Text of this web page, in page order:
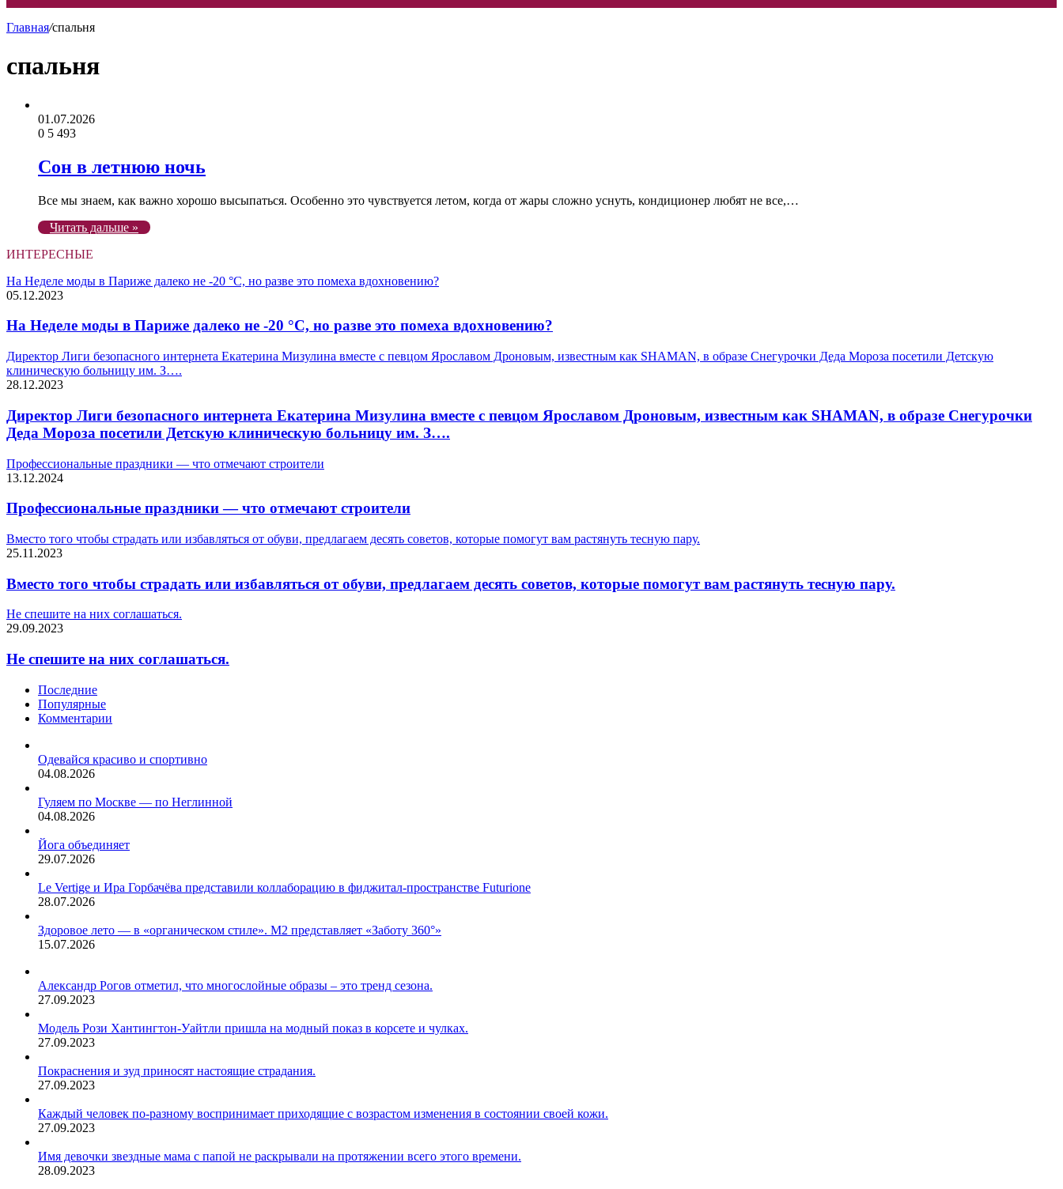
Главная/спальня
спальня
01.07.2026
0 5 493
Сон в летнюю ночь
Все мы знаем, как важно хорошо высыпаться. Особенно это чувствуется летом, когда от жары сложно уснуть, кондиционер любят не все,…
Читать дальше »
ИНТЕРЕСНЫЕ
На Неделе моды в Париже далеко не -20 °С, но разве это помеха вдохновению?
05.12.2023
На Неделе моды в Париже далеко не -20 °С, но разве это помеха вдохновению?
Директор Лиги безопасного интернета Екатерина Мизулина вместе с певцом Ярославом Дроновым, известным как SHAMAN, в образе Снегурочки Деда Мороза посетили Детскую
клиническую больницу им. З….
28.12.2023
Директор Лиги безопасного интернета Екатерина Мизулина вместе с певцом Ярославом Дроновым, известным как SHAMAN, в образе Снегурочки
Деда Мороза посетили Детскую клиническую больницу им. З….
Профессиональные праздники — что отмечают строители
13.12.2024
Профессиональные праздники — что отмечают строители
Вместо того чтобы страдать или избавляться от обуви, предлагаем десять советов, которые помогут вам растянуть тесную пару.
25.11.2023
Вместо того чтобы страдать или избавляться от обуви, предлагаем десять советов, которые помогут вам растянуть тесную пару.
Не спешите на них соглашаться.
29.09.2023
Не спешите на них соглашаться.
Последние
Популярные
Комментарии
Одевайся красиво и спортивно
04.08.2026
Гуляем по Москве — по Неглинной
04.08.2026
Йога объединяет
29.07.2026
Le Vertige и Ира Горбачёва представили коллаборацию в фиджитал-пространстве Futurione
28.07.2026
Здоровое лето — в «органическом стиле». М2 представляет «Заботу 360°»
15.07.2026
Александр Рогов отметил, что многослойные образы – это тренд сезона.
27.09.2023
Модель Рози Хантингтон-Уайтли пришла на модный показ в корсете и чулках.
27.09.2023
Покраснения и зуд приносят настоящие страдания.
27.09.2023
Каждый человек по-разному воспринимает приходящие с возрастом изменения в состоянии своей кожи.
27.09.2023
Имя девочки звездные мама с папой не раскрывали на протяжении всего этого времени.
28.09.2023